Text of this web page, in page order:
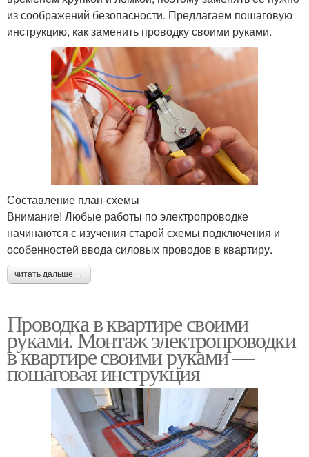
из соображений безопасности. Предлагаем пошаговую
инструкцию, как заменить проводку своими руками.
Составление план-схемы
Внимание! Любые работы по электропроводке
начинаются с изучения старой схемы подключения и
особенностей ввода силовых проводов в квартиру.
читать дальше →
Проводка в квартире своими
руками. Монтаж электропроводки
в квартире своими руками —
пошаговая инструкция